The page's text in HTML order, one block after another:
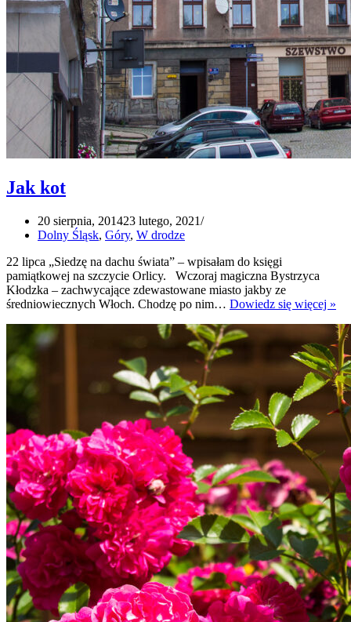
Jak kot
20 sierpnia, 201423 lutego, 2021
Dolny Śląsk, Góry, W drodze
22 lipca „Siedzę na dachu świata” – wpisałam do księgi
pamiątkowej na szczycie Orlicy. Wczoraj magiczna Bystrzyca
Kłodzka – zachwycające zdewastowane miasto jakby ze
średniowiecznych Włoch. Chodzę po nim… Dowiedz się więcej »